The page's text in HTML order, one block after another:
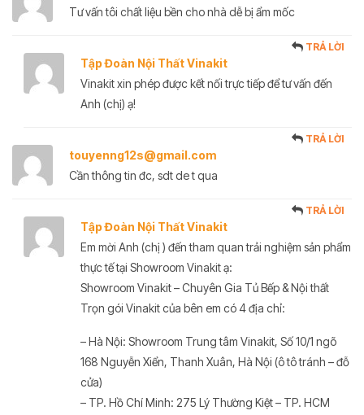
Tư vấn tôi chất liệu bền cho nhà dễ bị ẩm mốc
Tập Đoàn Nội Thất Vinakit
TRẢ LỜI
Vinakit xin phép được kết nối trực tiếp để tư vấn đến
Anh (chị) ạ!
touyenng12s@gmail.com
TRẢ LỜI
Cần thông tin đc, sdt de t qua
Tập Đoàn Nội Thất Vinakit
TRẢ LỜI
Em mời Anh (chị ) đến tham quan trải nghiệm sản phẩm
thực tế tại Showroom Vinakit ạ:
Showroom Vinakit – Chuyên Gia Tủ Bếp & Nội thất
Trọn gói Vinakit của bên em có 4 địa chỉ:
– Hà Nội: Showroom Trung tâm Vinakit, Số 10/1 ngõ
168 Nguyễn Xiển, Thanh Xuân, Hà Nội (ô tô tránh – đỗ
cửa)
– TP. Hồ Chí Minh: 275 Lý Thường Kiệt – TP. HCM